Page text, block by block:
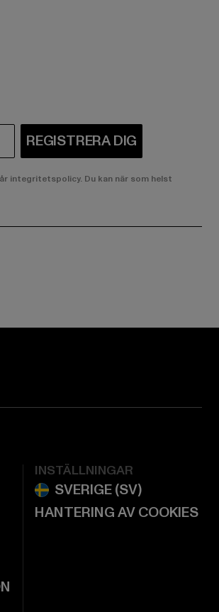
REGISTRERA DIG
integritetspolicy. Du kan när som helst
INSTÄLLNINGAR
HANTERING AV COOKIES